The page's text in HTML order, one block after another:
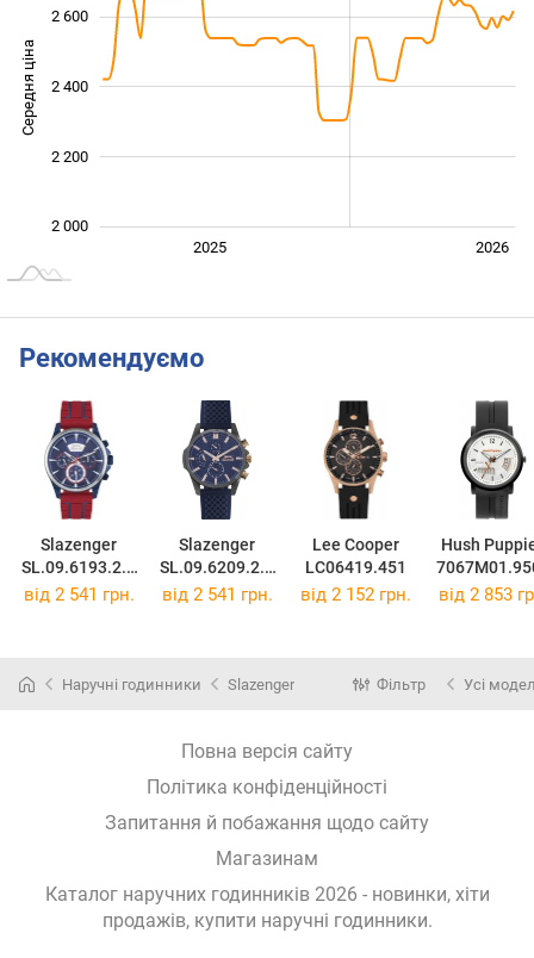
Середня ціна 2 000
2 000
2 200
2 400
2 600
2026
2025
Рекомендуємо
Slazenger
SL.09.6193.2.0
5
Slazenger
SL.09.6209.2.0
3
Lee Cooper
LC06419.451
Hush
від 2 541 грн. від 2 541 грн. від 2 152 грн. від 2 853
Наручні годинники Slazenger Фільтр Усі
Повна версія сайту
Політика конфіденційності
Запитання й побажання щодо сайту
Магазинам
Каталог наручних годинників 2026 - новинки, хіти
продажів, купити наручні годинники.